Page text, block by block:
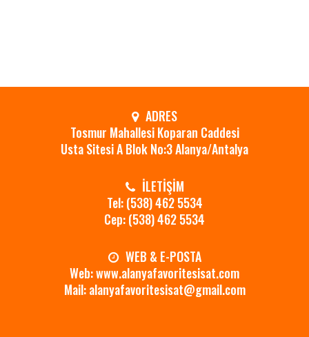
ADRES
Tosmur Mahallesi Koparan Caddesi
Usta Sitesi A Blok No:3 Alanya/Antalya
İLETİŞİM
Tel: (538) 462 5534
Cep: (538) 462 5534
WEB & E-POSTA
Web: www.alanyafavoritesisat.com
Mail: alanyafavoritesisat@gmail.com